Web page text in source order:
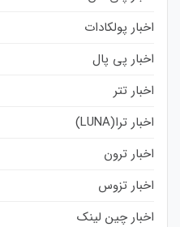
اخبار پولکادات
اخبار پی پال
اخبار تتر
اخبار ترا(LUNA)
اخبار ترون
اخبار تزوس
اخبار چین لینک